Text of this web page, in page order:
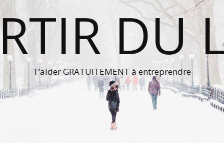
DU
T’aider GRATUITEMENT à entreprendre